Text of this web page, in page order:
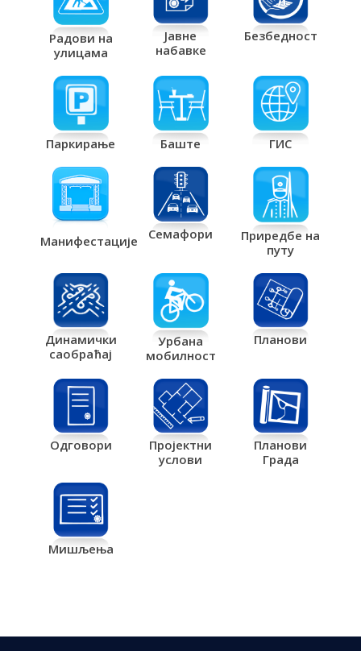
Радови на
улицама
Јавне
набавке
Безбедност
Паркирање Баште ГИС
Манифестације Семафори
Приредбе на
путу
Динамички
саобраћај
Урбана
мобилност
Планови
Одговори
Пројектни
услови
Планови
Града
Мишљења